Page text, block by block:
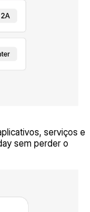
serviços e
sem perder o